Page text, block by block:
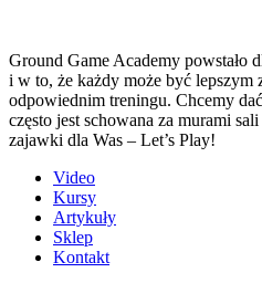
Ground Game Academy powstało
i w to, że każdy może być lepszym
odpowiednim treningu. Chcemy
często jest schowana za murami
zajawki dla Was – Let’s Play!
Video
Kursy
Artykuły
Sklep
Kontakt